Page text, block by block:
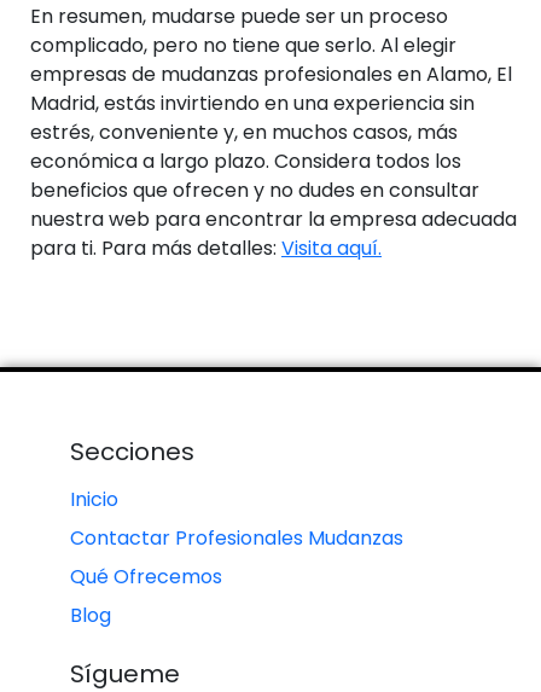
En resumen, mudarse puede ser un proceso
complicado, pero no tiene que serlo. Al elegir
empresas de mudanzas profesionales en Alamo, El
Madrid, estás invirtiendo en una experiencia sin
estrés, conveniente y, en muchos casos, más
económica a largo plazo. Considera todos los
beneficios que ofrecen y no dudes en consultar
nuestra web para encontrar la empresa adecuada
para ti. Para más detalles: Visita aquí.
Secciones
Inicio
Contactar Profesionales Mudanzas
Qué Ofrecemos
Blog
Sígueme